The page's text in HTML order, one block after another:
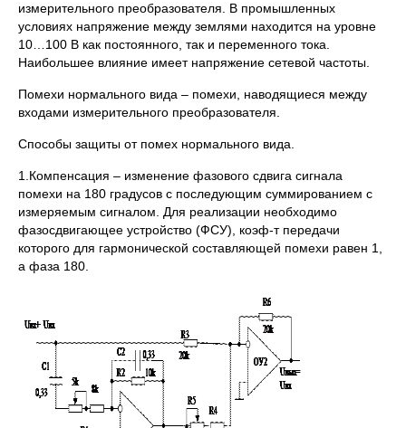
измерительного преобразователя. В промышленных
условиях напряжение между землями находится на уровне
10…100 В как постоянного, так и переменного тока.
Наибольшее влияние имеет напряжение сетевой частоты.
Помехи нормального вида – помехи, наводящиеся между
входами измерительного преобразователя.
Способы защиты от помех нормального вида.
1.Компенсация – изменение фазового сдвига сигнала
помехи на 180 градусов с последующим суммированием с
измеряемым сигналом. Для реализации необходимо
фазосдвигающее устройство (ФСУ), коэф-т передачи
которого для гармонической составляющей помехи равен 1,
а фаза 180.